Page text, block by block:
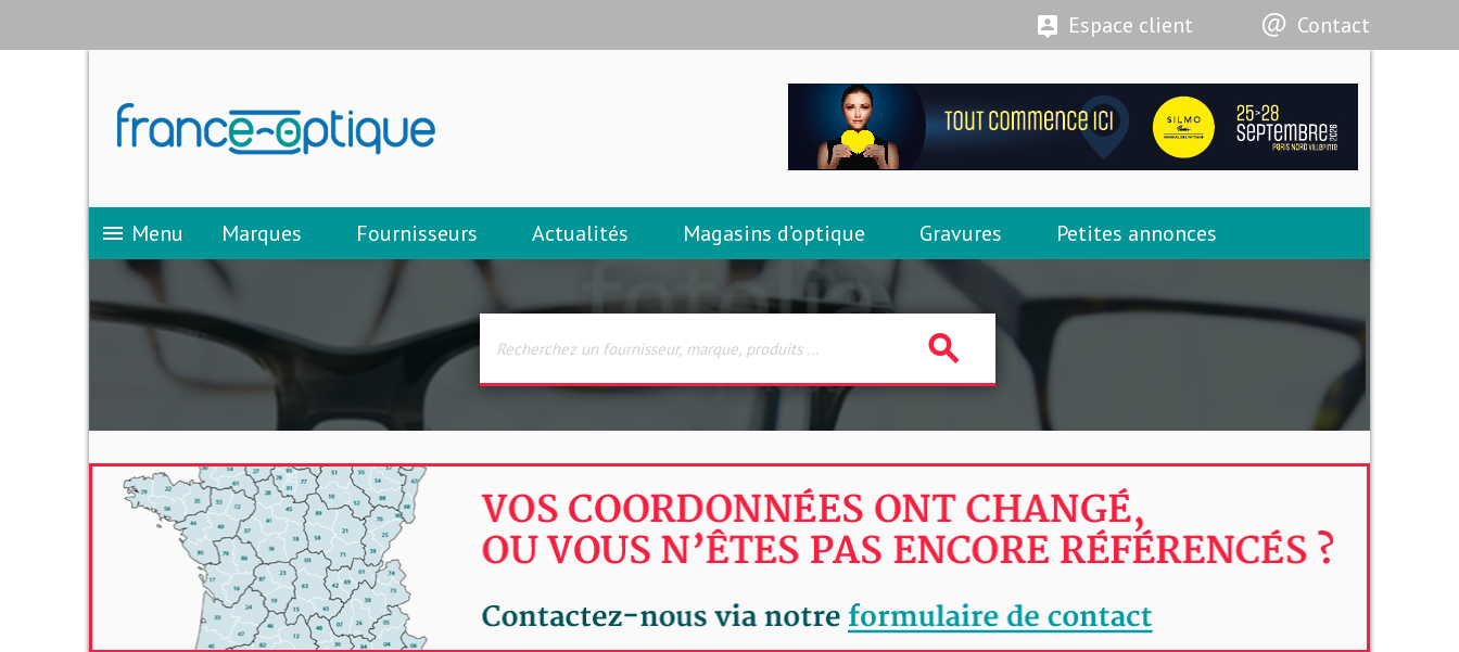
Espace client Contact
menu Menu Marques Fournisseurs Actualités Magasins d’optique Gravures Petites annonces
search